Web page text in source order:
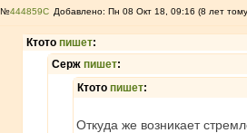
№444859 Добавлено: Пн 08 Окт 18, 09:16 (8 лет
Ктото пишет:
Серж пишет:
Ктото пишет:
Откуда же возникает